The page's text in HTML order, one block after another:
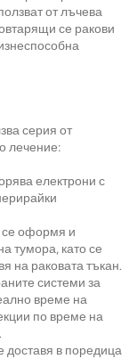
от лъчева
се ракови
серия от
лечение:
електрони с
оформя и
тумора, като се
на раковата тъкан.
системи за
време на
по време на
доставя в поредица